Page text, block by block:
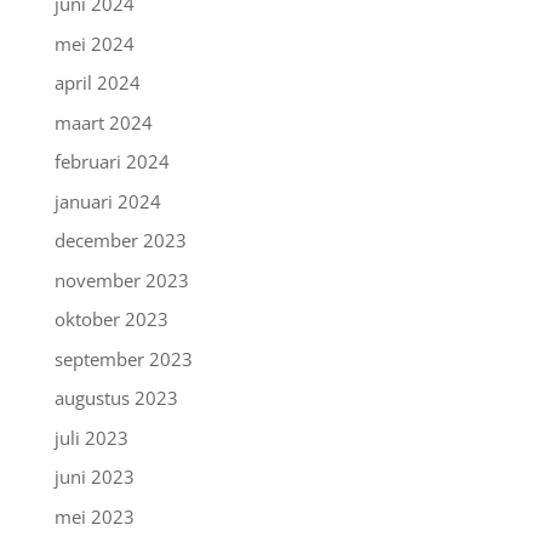
mei 2024
april 2024
maart 2024
februari 2024
januari 2024
december 2023
november 2023
oktober 2023
september 2023
augustus 2023
juli 2023
juni 2023
mei 2023